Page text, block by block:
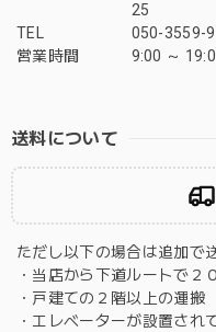
25
TEL
050-3559-
営業時間
9:00 ～
送料について
ただし以下の場合は追加で
・当店から下道ルートで２
・戸建ての２階以上の運搬
・エレベーターが設置され